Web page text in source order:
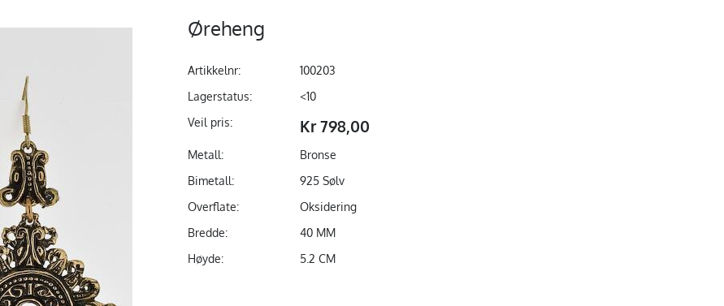
Øreheng
Artikkelnr:
100203
Lagerstatus:
<10
Veil pris:
Kr 798,00
Metall:
Bronse
Bimetall:
925 Sølv
Overflate:
Oksidering
Bredde:
40 MM
Høyde:
5.2 CM